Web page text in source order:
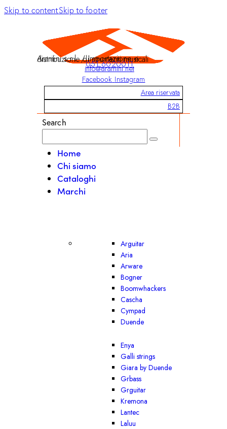
Skip to contentSkip to footer
Aramini s.r.l. / Importazione e distribuzione di strumenti musicali
051 6020011
info@aramini.net
Facebook Instagram
Area riservata
B2B
Search
Home
Chi siamo
Cataloghi
Marchi
Arguitar
Aria
Arware
Bogner
Boomwhackers
Cascha
Cympad
Duende
Enya
Galli strings
Giara by Duende
Grbass
Grguitar
Kremona
Lantec
Laluu